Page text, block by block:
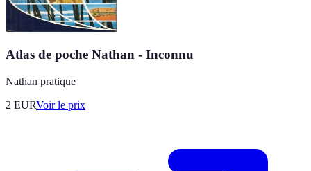
Atlas de poche Nathan - Inconnu
Nathan pratique
2 EURVoir le prix